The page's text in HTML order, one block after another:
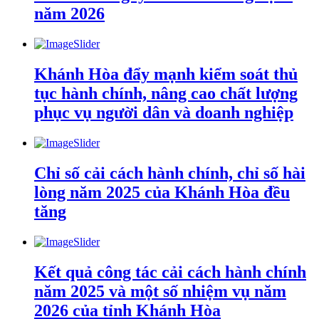
năm 2026
Khánh Hòa đẩy mạnh kiểm soát thủ
tục hành chính, nâng cao chất lượng
phục vụ người dân và doanh nghiệp
Chỉ số cải cách hành chính, chỉ số hài
lòng năm 2025 của Khánh Hòa đều
tăng
Kết quả công tác cải cách hành chính
năm 2025 và một số nhiệm vụ năm
2026 của tỉnh Khánh Hòa